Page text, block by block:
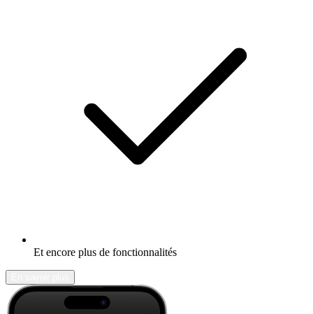
Et encore plus de fonctionnalités